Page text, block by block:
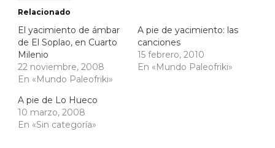
Relacionado
El yacimiento de ámbar
de El Soplao, en Cuarto
Milenio
22 noviembre, 2008
En «Mundo Paleofriki»
A pie de yacimiento: las
canciones
15 febrero, 2010
En «Mundo Paleofriki»
A pie de Lo Hueco
10 marzo, 2008
En «Sin categoría»